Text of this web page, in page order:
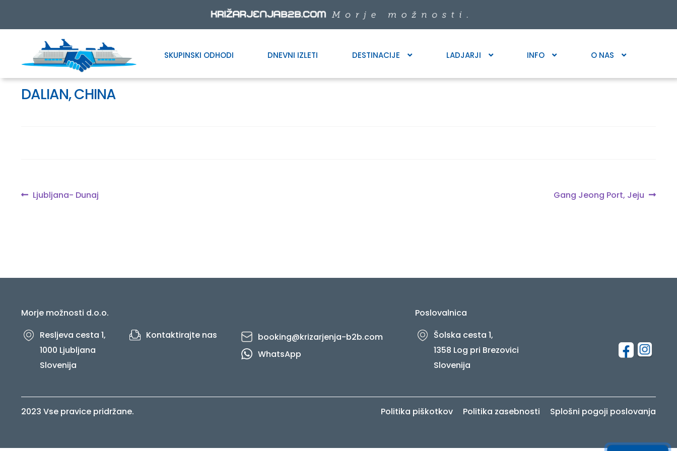
Skip
navigation
Skip
content
SKUPINSKI ODHODI DNEVNI IZLETI DESTINACIJE LADJARJI INFO O NAS
DALIAN, CHINA
Navigacija
Previous
Ljubljana- Dunaj
Next
Gang Jeong Port, Jeju
Morje možnosti d.o.o.
Resljeva cesta 1,
1000 Ljubljana
Slovenija
Kontaktirajte nas
booking@krizarjenja-b2b.com
WhatsApp
Poslovalnica
Šolska cesta 1,
1358 Log pri Brezovici
Slovenija
2023 Vse pravice pridržane. Politika piškotkov Politika zasebnosti Splošni pogoji poslovanja